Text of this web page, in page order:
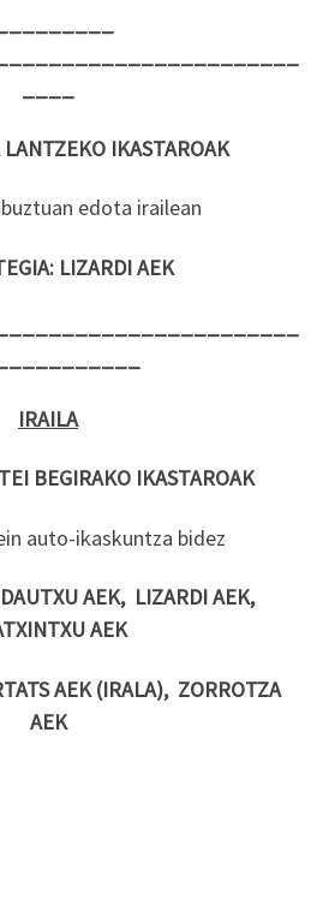
LANTZEKO IKASTAROAK
edota irailean
LIZARDIAEK
IRAILA
EI BEGIRAKOIKASTAROAK
auto-ikaskuntza bidez
AEK, LIZARDI AEK,
AEK
AEK (IRALA), ZORROTZA
AEK